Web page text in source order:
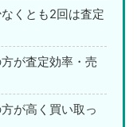
くとも2回は査定
が査定効率・売
が高く買い取っ